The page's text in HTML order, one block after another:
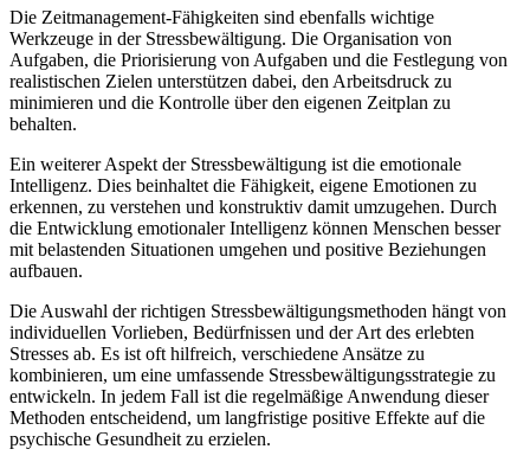
Die Zeitmanagement-Fähigkeiten sind ebenfalls wichtige
Werkzeuge in der Stressbewältigung. Die Organisation von
Aufgaben, die Priorisierung von Aufgaben und die Festlegung von
realistischen Zielen unterstützen dabei, den Arbeitsdruck zu
minimieren und die Kontrolle über den eigenen Zeitplan zu
behalten.
Ein weiterer Aspekt der Stressbewältigung ist die emotionale
Intelligenz. Dies beinhaltet die Fähigkeit, eigene Emotionen zu
erkennen, zu verstehen und konstruktiv damit umzugehen. Durch
die Entwicklung emotionaler Intelligenz können Menschen besser
mit belastenden Situationen umgehen und positive Beziehungen
aufbauen.
Die Auswahl der richtigen Stressbewältigungsmethoden hängt von
individuellen Vorlieben, Bedürfnissen und der Art des erlebten
Stresses ab. Es ist oft hilfreich, verschiedene Ansätze zu
kombinieren, um eine umfassende Stressbewältigungsstrategie zu
entwickeln. In jedem Fall ist die regelmäßige Anwendung dieser
Methoden entscheidend, um langfristige positive Effekte auf die
psychische Gesundheit zu erzielen.